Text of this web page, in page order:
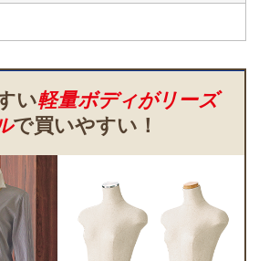
い軽量ボディがリーズ
で買いやすい！